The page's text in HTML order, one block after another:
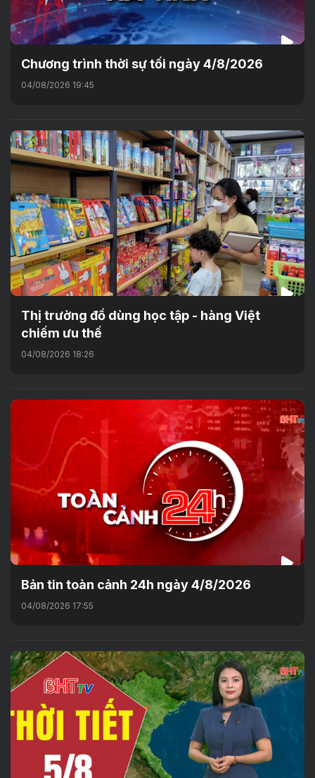
Chương trình thời sự tối ngày 4/8/2026
04/08/2026 19:45
Thị trường đồ dùng học tập - hàng Việt
chiếm ưu thế
04/08/2026 18:26
Bản tin toàn cảnh 24h ngày 4/8/2026
04/08/2026 17:55